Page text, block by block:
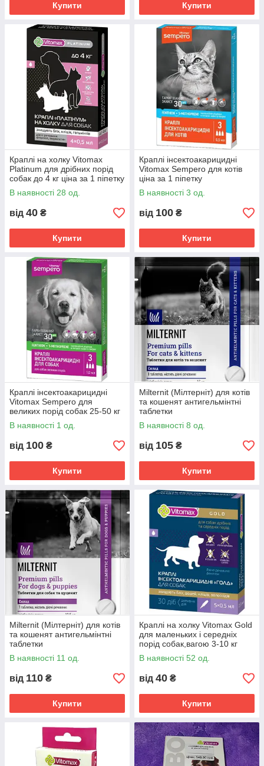
Купити Купити
Краплі на холку Vitomax
Platinum для дрібних порід
собак до 4 кг ціна за 1 піпетку
В наявності 28 од.
від 40 ₴
Купити
Краплі інсектоакарицидні
Vitomax Sempero для котів
ціна за 1 піпетку
В наявності 3 од.
від 100 ₴
Купити
Краплі інсектоакарицидні
Vitomax Sempero для
великих порід собак 25-50 кг
ціна за 1 піпетку
В наявності 1 од.
від 100 ₴
Купити
Milternit (Мілтерніт) для котів
та кошенят антигельмінтні
таблетки
В наявності 8 од.
від 105 ₴
Купити
Milternit (Мілтерніт) для котів
та кошенят антигельмінтні
таблетки
В наявності 11 од.
від 110 ₴
Купити
Краплі на холку Vitomax Gold
для маленьких і середніх
порід собак,вагою 3-10 кг
0,5мл 1 пипетка
В наявності 52 од.
від 40 ₴
Купити